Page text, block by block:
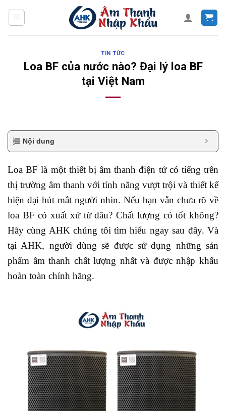
TIN TỨC
Loa BF của nước nào? Đại lý loa BF
tại Việt Nam
Nội dung
Loa BF là một thiết bị âm thanh điện tử có tiếng trên
thị trường âm thanh với tính năng vượt trội và thiết kế
hiện đại hút mắt người nhìn. Nếu bạn vẫn chưa rõ về
loa BF có xuất xứ từ đâu? Chất lượng có tốt không?
Hãy cùng AHK chúng tôi tìm hiểu ngay sau đây. Và
tại AHK, người dùng sẽ được sử dụng những sản
phẩm âm thanh chất lượng nhất và được nhập khẩu
hoàn toàn chính hãng.